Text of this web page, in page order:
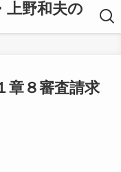
上野和夫の
８審査請求